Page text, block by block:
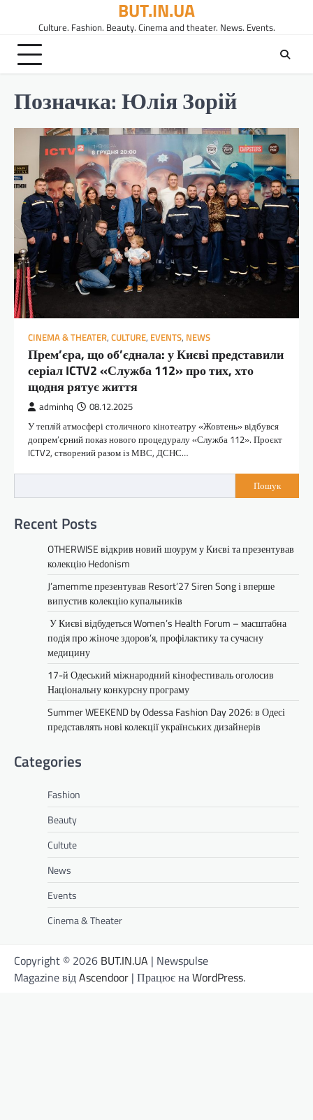
вмісту
BUT.IN.UA
Culture. Fashion. Beauty. Cinema and theater. News. Events.
Позначка:Юлія Зорій
CINEMA & THEATER, CULTURE, EVENTS, NEWS
Прем’єра, що об’єднала: у Києві представили
серіал ICTV2 «Служба 112» про тих, хто
щодня рятує життя
adminhq 08.12.2025
У теплiй атмосфері столичного кінотеатру «Жовтень» відбувся
допрем’єрний показ нового процедуралу «Служба 112». Проєкт
ICTV2, створений разом із МВС, ДСНС…
Пошук
Recent Posts
OTHERWISE відкрив новий шоурум у Києві та презентував
колекцію Hedonism
J’amemme презентував Resort’27 Siren Song і вперше
випустив колекцію купальників
У Києві відбудеться Women’s Health Forum – масштабна
подія про жіноче здоров’я, профілактику та сучасну
медицину
17-й Одеський міжнародний кінофестиваль оголосив
Національну конкурсну програму
Summer WEEKEND by Odessa Fashion Day 2026: в Одесі
представлять нові колекції українських дизайнерів
Categories
Fashion
Beauty
Cultute
News
Events
Cinema & Theater
Copyright © 2026 BUT.IN.UA | Newspulse
Magazine відAscendoor | Працює наWordPress.